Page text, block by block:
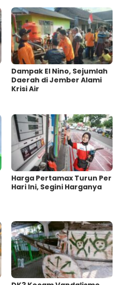
Dampak El Nino, Sejumlah
Daerah di Jember Alami
Krisi Air
Harga Pertamax Turun Per
Hari Ini, Segini Harganya